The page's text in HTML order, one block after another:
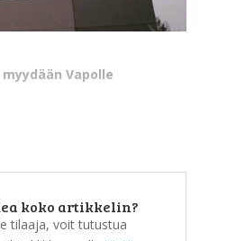
Vapolle
koko artikkelin?
tilaaja, voit tutustua